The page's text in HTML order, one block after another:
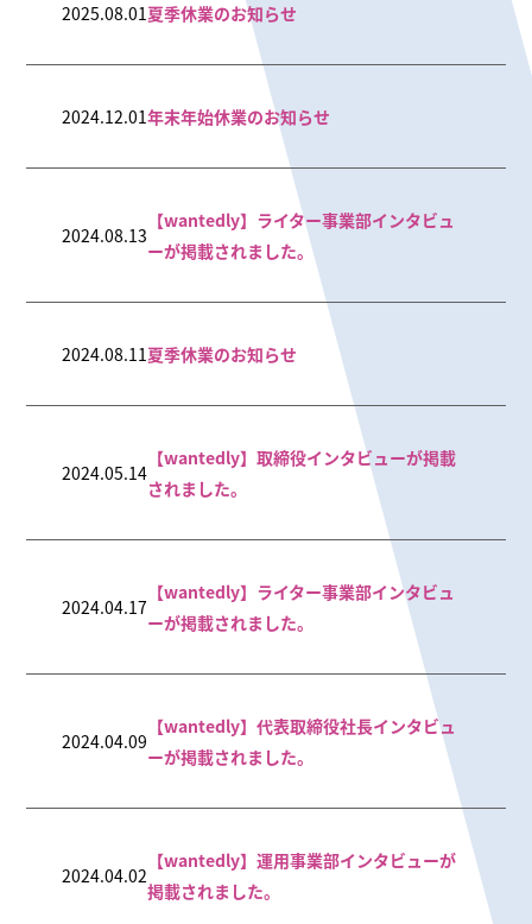
2025.08.01夏季休業のお知らせ
2024.12.01年末年始休業のお知らせ
2024.08.13
【wantedly】ライター事業部インタビュ
ーが掲載されました。
2024.08.11夏季休業のお知らせ
2024.05.14
【wantedly】取締役インタビューが掲載
されました。
2024.04.17
【wantedly】ライター事業部インタビュ
ーが掲載されました。
2024.04.09
【wantedly】代表取締役社長インタビュ
ーが掲載されました。
2024.04.02
【wantedly】運用事業部インタビューが
掲載されました。